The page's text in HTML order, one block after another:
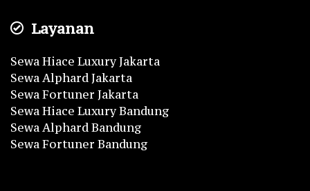
Layanan
Sewa Hiace Luxury Jakarta
Sewa Alphard Jakarta
Sewa Fortuner Jakarta
Sewa Hiace Luxury Bandung
Sewa Alphard Bandung
Sewa Fortuner Bandung